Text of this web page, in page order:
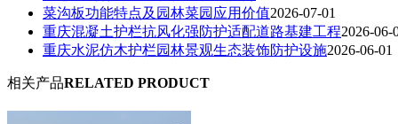
菜沟板功能特点及园林菜园应用价值2026-07-01
重庆混凝土护栏抗风化强防护适配道路基建工程2026-06-
重庆水泥仿木护栏园林景观生态装饰防护设施2026-06-01
相关产品RELATED PRODUCT